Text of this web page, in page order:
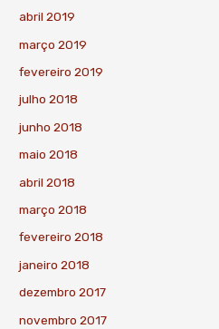
abril 2019
março 2019
fevereiro 2019
julho 2018
junho 2018
maio 2018
abril 2018
março 2018
fevereiro 2018
janeiro 2018
dezembro 2017
novembro 2017